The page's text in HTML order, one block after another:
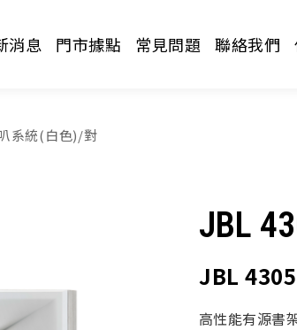
請選擇分類
消息 門市據點 常見問題 聯絡我們
系統(白色)/對
JBL
JBL
高性能有源書